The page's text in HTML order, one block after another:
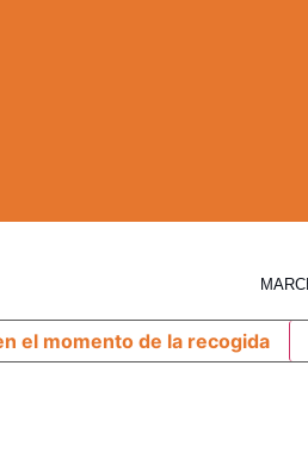
el momento de la recogida